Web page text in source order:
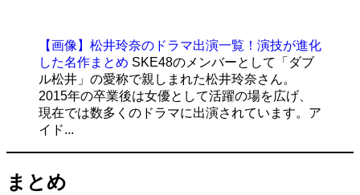
【画像】松井玲奈のドラマ出演一覧！演技が進化
した名作まとめ SKE48のメンバーとして「ダブ
ル松井」の愛称で親しまれた松井玲奈さん。
2015年の卒業後は女優として活躍の場を広げ、
現在では数多くのドラマに出演されています。ア
イド...
まとめ